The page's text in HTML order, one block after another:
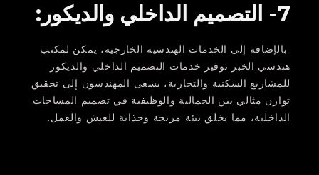
7- التصميم الداخلي والديكور:
بالإضافة إلى الخدمات الهندسية الخارجية، يمكن لمكتب
هندسي الخبر توفير خدمات التصميم الداخلي والديكور
للمشاريع السكنية والتجارية، يسعى المهندسون إلى تحقيق
توازن مثالي بين الجمالية والوظيفية في تصميم المساحات
الداخلية، مما يخلق بيئة مريحة وجذابة للعيش والعمل.